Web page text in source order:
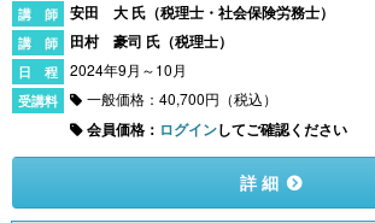
安田 大 氏（税理士・社会保険労務士）
田村 豪司 氏（税理士）
2024年9月～10月
一般価格：40,700円（税込）
会員価格： ログインしてご確認ください
詳 細